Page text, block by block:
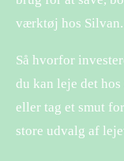
værktøj hos Silvan.
Så hvorfor
du kan leje det
eller tag et smut
store udvalg af